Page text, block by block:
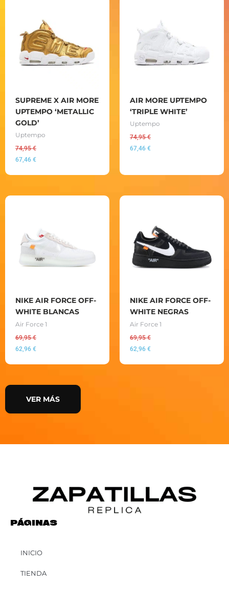
SUPREME X AIR MORE
UPTEMPO ‘METALLIC
GOLD’
Uptempo
74,95€
67,46 €
AIR MORE UPTEMPO
‘TRIPLE WHITE’
Uptempo
74,95€
67,46 €
NIKE AIR FORCE OFF-
WHITE BLANCAS
Air Force 1
69,95€
62,96 €
NIKE AIR FORCE OFF-
WHITE NEGRAS
Air Force 1
69,95€
62,96 €
VER MÁS
PÁGINAS
INICIO
TIENDA